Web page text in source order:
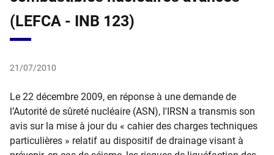
(LEFCA - INB 123)
21/07/2010
Le 22 décembre 2009, en réponse à une demande de
l’Autorité de sûreté nucléaire (ASN), l'IRSN a transmis son
avis sur la mise à jour du « cahier des charges techniques
particulières » relatif au dispositif de drainage visant à